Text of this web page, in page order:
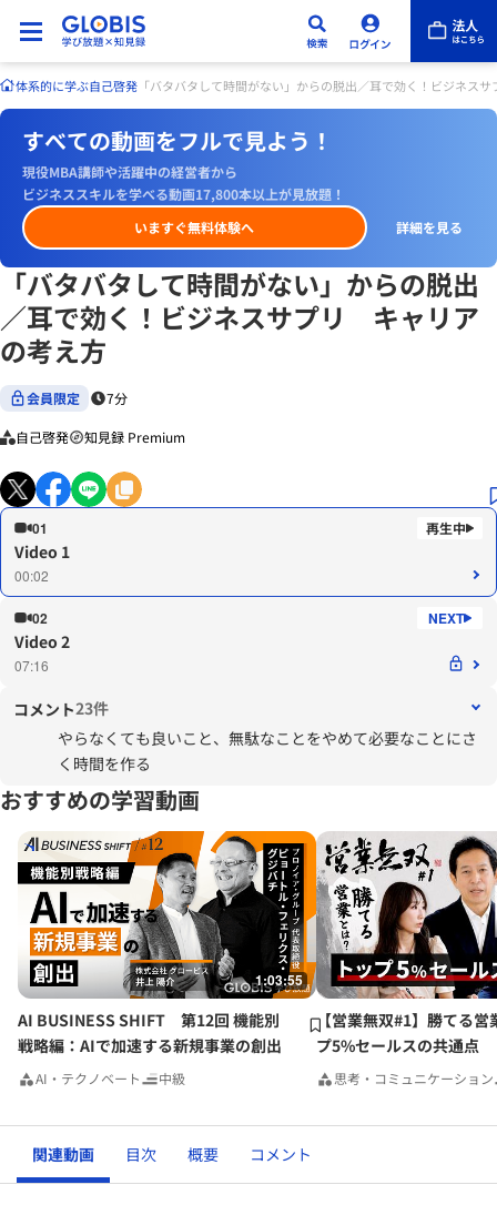
体系的に学ぶ自己啓発 「バタバタして時間がない」からの脱出／耳で効く！ビジネス
すべての動画をフルで見よう！
現役MBA講師や活躍中の経営者から
ビジネススキルを学べる動画17,800本以上が見放題！
いますぐ無料体験へ
詳細を見る
「バタバタして時間がない」からの脱出
／耳で効く！ビジネスサプリ キャリア
の考え方
会員限定 7分
自己啓発 知見録 Premium
01
Video 1
00:02
02
Video 2
07:16
コメント23件
やらなくても良いこと、無駄なことをやめて必要なことにさ
く時間を作る
おすすめの学習動画
1:03:55
AI BUSINESS SHIFT 第12回 機能別
戦略編：AIで加速する新規事業の創出
AI・テクノベート 中級
【営業無双#1】勝てる営
プ5%セールスの共通点
思考・コミュニケーション
関連動画 目次 概要 コメント